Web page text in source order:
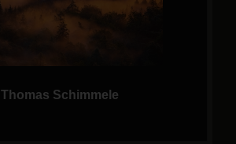
Thomas Schimmele